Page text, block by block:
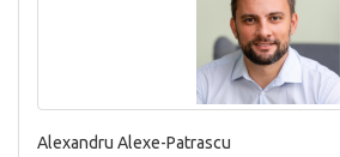
Alexandru Alexe-Patrascu